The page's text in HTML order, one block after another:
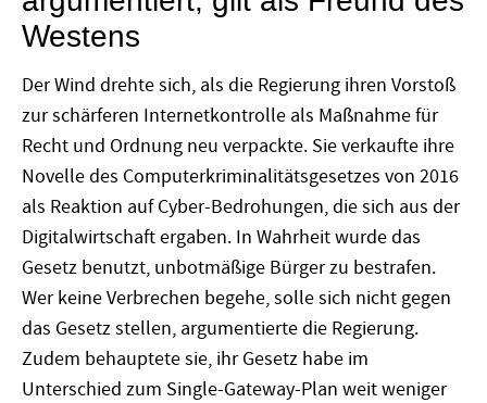
Westens
Der Wind drehte sich, als die Regierung ihren Vorstoß
zur schärferen Internetkontrolle als Maßnahme für
Recht und Ordnung neu verpackte. Sie verkaufte ihre
Novelle des Computerkriminalitätsgesetzes von 2016
als Reaktion auf Cyber-Bedrohungen, die sich aus der
Digitalwirtschaft ergaben. In Wahrheit wurde das
Gesetz benutzt, unbotmäßige Bürger zu bestrafen.
Wer keine Verbrechen begehe, solle sich nicht gegen
das Gesetz stellen, argumentierte die Regierung.
Zudem behauptete sie, ihr Gesetz habe im
Unterschied zum Single-Gateway-Plan weit weniger